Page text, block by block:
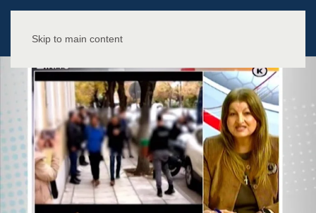
Skip to main content